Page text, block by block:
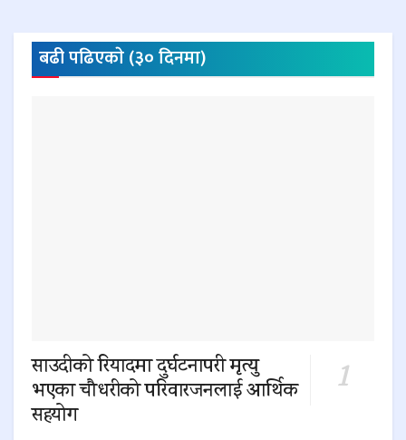
बढी पढिएकाे (३० दिनमा)
साउदीको रियादमा दुर्घटनापरी मृत्यु
भएका चौधरीको परिवारजनलाई आर्थिक
सहयोग